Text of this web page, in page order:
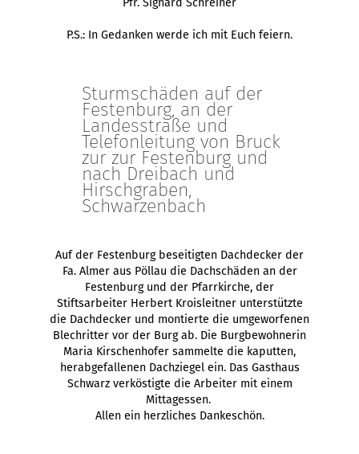
Pfr. Sighard Schreiner
P.S.: In Gedanken werde ich mit Euch feiern.
Sturmschäden auf der
Festenburg, an der
Landesstraße und
Telefonleitung von Bruck
zur zur Festenburg und
nach Dreibach und
Hirschgraben,
Schwarzenbach
Auf der Festenburg beseitigten Dachdecker der
Fa. Almer aus Pöllau die Dachschäden an der
Festenburg und der Pfarrkirche, der
Stiftsarbeiter Herbert Kroisleitner unterstützte
die Dachdecker und montierte die umgeworfenen
Blechritter vor der Burg ab. Die Burgbewohnerin
Maria Kirschenhofer sammelte die kaputten,
herabgefallenen Dachziegel ein. Das Gasthaus
Schwarz verköstigte die Arbeiter mit einem
Mittagessen.
Allen ein herzliches Dankeschön.